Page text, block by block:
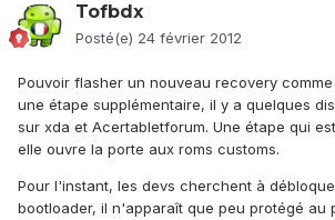
Tofbdx
Posté(e) 24 février 2012
Pouvoir flasher un nouveau recovery
une étape supplémentaire, il y a quelques
sur xda et Acertabletforum. Une étape qui
elle ouvre la porte aux roms customs.
Pour l'instant, les devs cherchent à
bootloader, il n'apparaît que peu protégé au